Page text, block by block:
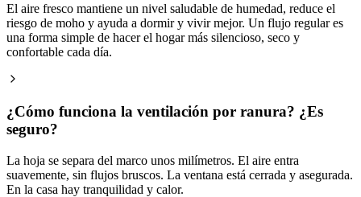
El aire fresco mantiene un nivel saludable de humedad, reduce el
riesgo de moho y ayuda a dormir y vivir mejor. Un flujo regular es
una forma simple de hacer el hogar más silencioso, seco y
confortable cada día.
¿Cómo funciona la ventilación por ranura? ¿Es
seguro?
La hoja se separa del marco unos milímetros. El aire entra
suavemente, sin flujos bruscos. La ventana está cerrada y asegurada.
En la casa hay tranquilidad y calor.